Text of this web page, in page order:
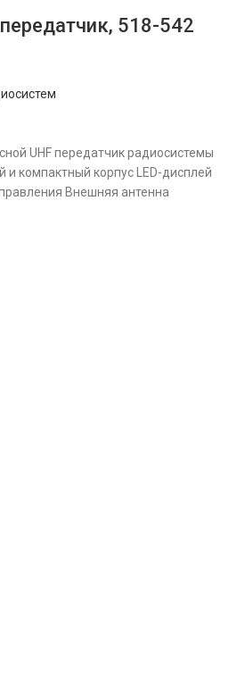
518-542
UHF передатчик радиосистемы
и компактный корпус LED-дисплей
Внешняя антенна